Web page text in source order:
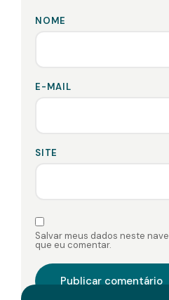
NOME
E-MAIL
SITE
Salvar meus dados neste
que eu comentar.